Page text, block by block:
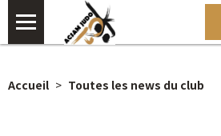
Accueil Toutes les news du club